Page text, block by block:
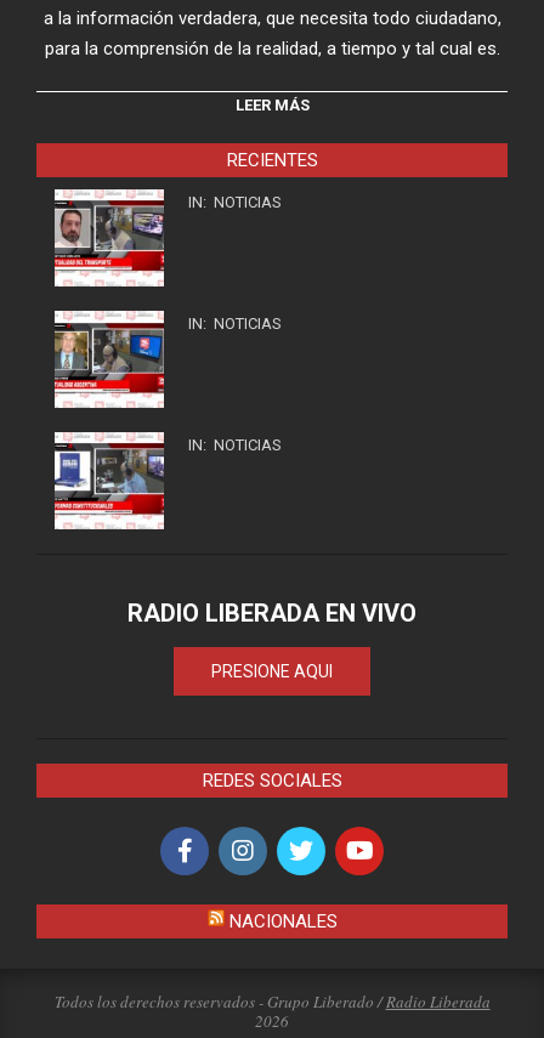
a la información verdadera, que necesita todo ciudadano,
para la comprensión de la realidad, a tiempo y tal cual es.
LEER MÁS
RECIENTES
IN: NOTICIAS
IN: NOTICIAS
IN: NOTICIAS
RADIO LIBERADA EN VIVO
PRESIONE AQUI
REDES SOCIALES
NACIONALES
Todos los derechos reservados - Grupo Liberado /Radio Liberada
2026